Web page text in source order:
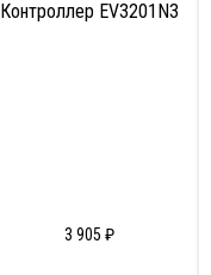
Контроллер EV3201N3
3 905 ₽